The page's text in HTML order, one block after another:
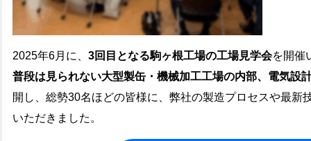
2025年6月に、 3回目となる駒ヶ根工場の工場見学会を開催
普段は見られない大型製缶・機械加工工場の内部、電気設
開し、総勢30名ほどの皆様に、 弊社の製造プロセスや最新
いただきました。